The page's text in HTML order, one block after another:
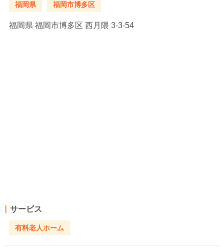
福岡県 福岡市博多区
福岡県 福岡市博多区 西月隈 3-3-54
サービス
有料老人ホーム